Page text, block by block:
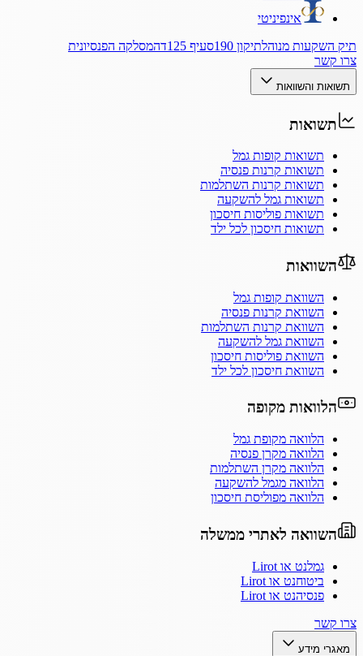
אינפיניטי
תיק השקעות מנוהלתיקון 190 סעיף 125ד
המסלקה הפנסיונית
צרו קשר
תשואות והשוואות
תשואות
תשואות קופות גמל
תשואות קרנות פנסיה
תשואות קרנות השתלמות
תשואות גמל להשקעה
תשואות פוליסות חיסכון
תשואות חיסכון לכל ילד
השוואות
השוואת קופות גמל
השוואת קרנות פנסיה
השוואת קרנות השתלמות
השוואת גמל להשקעה
השוואת פוליסות חיסכון
השוואת חיסכון לכל ילד
הלוואות מקופה
הלוואה מקופת גמל
הלוואה מקרן פנסיה
הלוואה מקרן השתלמות
הלוואה מגמל להשקעה
הלוואה מפוליסת חיסכון
השוואה לאתרי ממשלה
גמלנט או Lirot
ביטוחנט או Lirot
פנסיהנט או Lirot
צרו קשר
מאגרי מידע